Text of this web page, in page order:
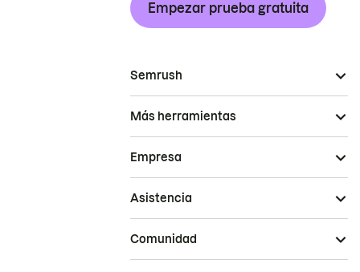
Empezar prueba gratuita
Semrush
Más herramientas
Empresa
Asistencia
Comunidad